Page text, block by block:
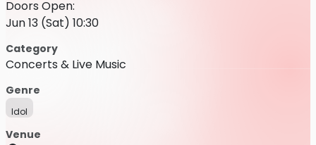
Doors Open:
Jun 13 (Sat) 10:30
Category
Concerts & Live Music
Genre
Idol
Venue